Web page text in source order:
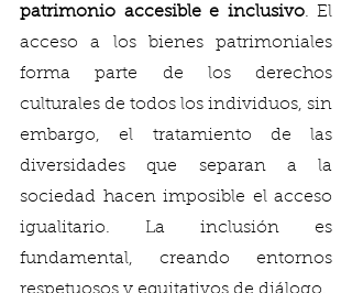
patrimonio accesible e inclusivo. El
acceso a los bienes patrimoniales
forma parte de los derechos
culturales de todos los individuos, sin
embargo, el tratamiento de las
diversidades que separan a la
sociedad hacen imposible el acceso
igualitario. La inclusión es
fundamental, creando entornos